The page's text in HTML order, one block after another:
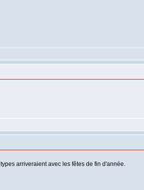
arriveraient avec les fêtes de fin d'année.